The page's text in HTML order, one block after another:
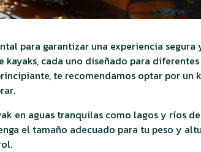
para garantizar una experiencia segura
kayaks, cada uno diseñado para diferentes
te recomendamos optar por un
en aguas tranquilas como lagos y ríos
el tamaño adecuado para tu peso y